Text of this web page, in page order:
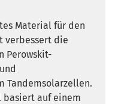
Material für den
verbessert die
Perowskit-
Tandemsolarzellen.
basiert auf einem